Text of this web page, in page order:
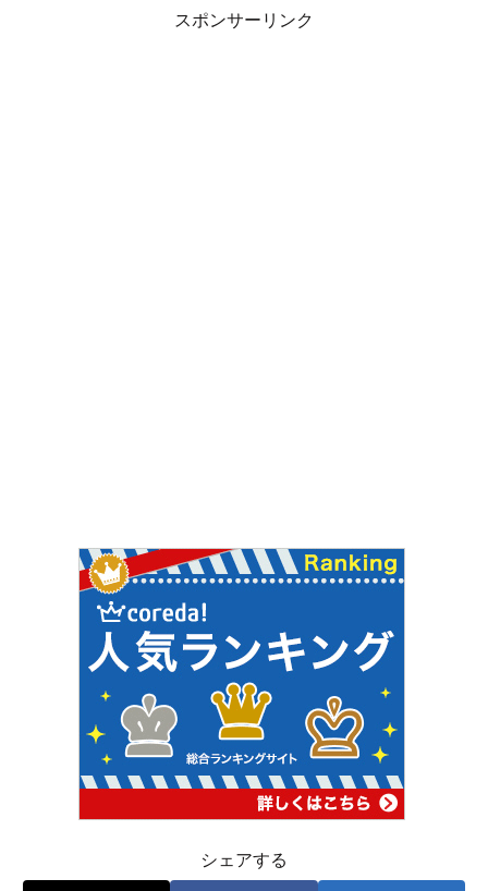
スポンサーリンク
シェアする